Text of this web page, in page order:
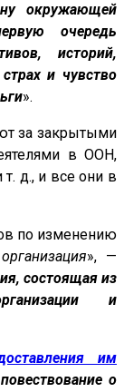
окружающей
очередь
историй,
и чувство
».
за закрытыми
в ООН,
д., и все они в
по изменению
», —
состоящая из
и
им
о